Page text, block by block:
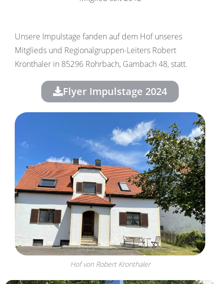
Unsere Impulstage fanden auf dem Hof unseres
Mitglieds und Regionalgruppen-Leiters Robert
Kronthaler in 85296 Rohrbach, Gambach 48, statt.
Flyer Impulstage 2024
Hof von Robert Kronthaler